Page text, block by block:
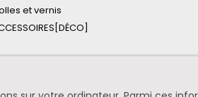
et vernis